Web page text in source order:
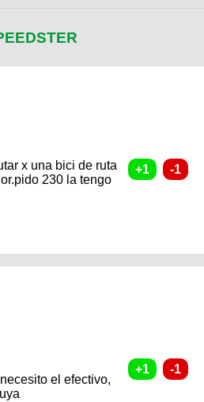
x una bici de ruta
230 la tengo
el efectivo,